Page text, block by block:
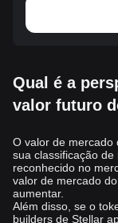
de outras
de 2023, a
Fatores externos
mercado, muitas
previsão de preços
podem influenciar
XLM. Por exemplo,
Transformação
digital emitida por
setor.
Qual é a
valor futuro
O valor de mercado
sua classificação
reconhecido no
valor de mercado
aumentar.
Além disso, se o
builders de Stellar